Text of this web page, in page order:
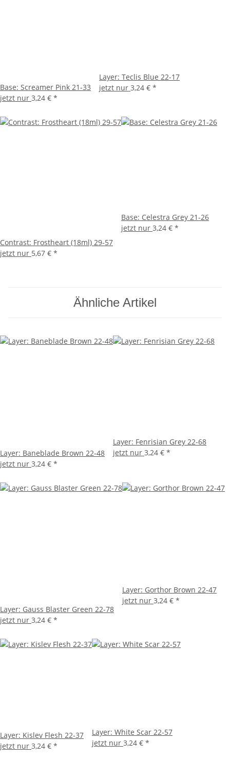
Base: Screamer Pink 21-33
jetzt nur 3,24 € *
Layer: Teclis Blue 22-17
jetzt nur 3,24 € *
Contrast: Frostheart (18ml) 29-57
jetzt nur 5,67 € *
Base: Celestra Grey 21-26
jetzt nur 3,24 € *
Ähnliche Artikel
Layer: Baneblade Brown 22-48
jetzt nur 3,24 € *
Layer: Fenrisian Grey 22-68
jetzt nur 3,24 € *
Layer: Gauss Blaster Green 22-78
jetzt nur 3,24 € *
Layer: Gorthor Brown 22-47
jetzt nur 3,24 € *
Layer: Kislev Flesh 22-37
jetzt nur 3,24 € *
Layer: White Scar 22-57
jetzt nur 3,24 € *